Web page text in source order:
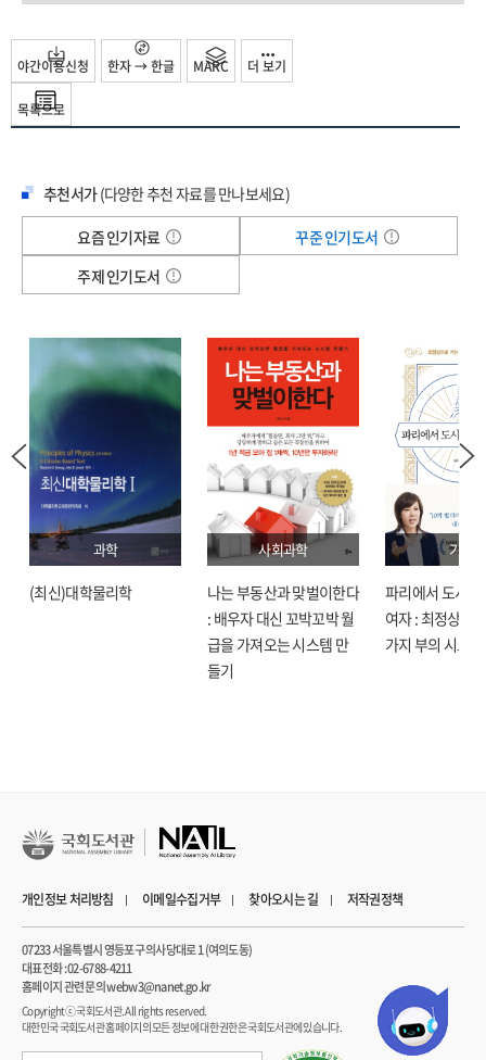
돈을 불러오는 TIP. 일본 디저트에 주목하라
다이어트 이코노미와 올라운드 안티 에이징
4554, 한국 사회의 킹핀이 되는 사람들
소비 코드가 된 DEI
럭셔리 집착과 명품 시장
웨딩 인플레이션
지방 소멸과 식품 사막화
표류하는 노인과 주택 난민
해외여행에 진심인 사람들
6장 DIGITAL WAR 빅테크 기업의 각축전
AI 반도체 전쟁의 시작
인공지능의 버블
로봇은 디스토피아가 아니다
동남아 시장 선점 눈치 게임
희비가 교차하는 반도체
돈을 불러오는 TIP. 스마트폰, 가전 산업에 침투한 AI
완전자율자동차 마켓
인공지능, 교육 필수템?
진보할 것이냐, 도태할 것이냐
돈을 불러오는 TIP. 인공지능 산업에 투자하는 방법
7장 CLIMATE SAVES THE ECONOMY 기후위기 대응이 경제를 살린다
탄소중립 비즈니스, 기후경제 희망편
기후금융에 주목하라
인공지능, 기후변화에 득일까 실일까
돈이 되는 기후위기?
나오며. 우리가 재테크를 하기 전 알아야 할 것들
『머니 트렌드 2025』는 한국 경제 전반부터 부동산, 주식, AI, 사회 이슈, 문화
트렌드, 그리고 올해 새롭게 기후 분야까지 더하여 각계 전문가들이 돈의 흐름을
전망한다. 저자들이 제시한 55가지 성공 시나리오를 통해 소비자와 투자자들이
부를 불려 나갈 수 있는 돌파구를 찾을 수 있도록 돕는다.
파악하고 현실적으로 써먹을 수 있는 재테크 방법을 알려주고자 국내 최고의
전문가들을 모아 2025년 꼭 알아야 할 돈의 이야기를 이 책에 담았다. 경제를
움직이는 다양한 변수 속에서 자산을 잃지 않고 싶다면, 오히려 한발 앞서서 부를
선점하고 싶다면 지금 『머니 트렌드 2025』를 펼치길 바란다. 어떻게 돈을 벌어야
금융 문맹, 재테크 입문자, 전문 투자자 모두 인정한 책
준비한 자만이 부의 기회를 선점한다!
당신의 금융 생활을 유리하게 만들어줄 베스트 전략서
세계 경제를 쥐락펴락하는 미국 연방준비제도의 금리 인하가 시작되고, AI 시대가
더해진 대전환의 시기가 다가온다. 대변혁의 원년이 될 2025년은 그래서 자산을
지키고 부를 늘리기 위해 체계적인 준비가 필요하다.
시리즈 출범 이후 세 번째로 출간하는 머니 트렌드는 처음 등장했을 때부터 큰
반향을 일으키며 대표 트렌드서라는 평가를 얻고 있다. 장단기적 재테크 플랜과
투자 인사이트가 절실한 독자들에게 쓸모 있는 전략을 제시했기 때문일 것이다.
『머니 트렌드 2025』 역시 대한민국 최고의 전문가들이 모여 현재의 경제 상황과
2025년 전망에 대해 밀도 있게 담았다. 독보적 경제 자문위원이자 이코노미스트
변화하는 시장에선 흐름에 동요하는 자와 틈새를 공략해 부를 낚아채는 자로
나뉜다. 그럴수록 요행이 아닌 탄탄하게 자산을 관리할 지식을 습득하는 것이
책이 제시하는 해답을 살펴보자. 무엇부터 공부해야 할지 모르는 초심자부터 여러
자산에 투자하고 싶은 이들, 사업가와 기업 경영인, 나아가 모든 트렌드를 발굴하고
섭렵해야 하는 이들까지 미래를 향한 기회를 거머쥘 수 있을 것이다.
목록으로
야간이용신청 한자 → 한글 MARC 더 보기
추천서가(다양한 추천 자료를 만나보세요)
요즘 인기자료
꾸준 인기도서
주제 인기도서
과학
(최신)대학물리학
사회과학
나는 부동산과 맞벌이한다
: 배우자 대신 꼬박꼬박 월
급을 가져오는 시스템 만
들기
기술
파리에서 도시락
여자 : 최정상으
가지 부의 시크릿
개인정보 처리방침 이메일수집거부 찾아오시는 길 저작권정책
07233 서울특별시 영등포구 의사당대로 1 (여의도동)
대표전화 : 02-6788-4211
홈페이지 관련 문의 webw3@nanet.go.kr
Copyrightⓒ 국회도서관. All rights reserved.
대한민국 국회도서관 홈페이지의 모든 정보에 대한 권한은 국회도서관에 있습니다.